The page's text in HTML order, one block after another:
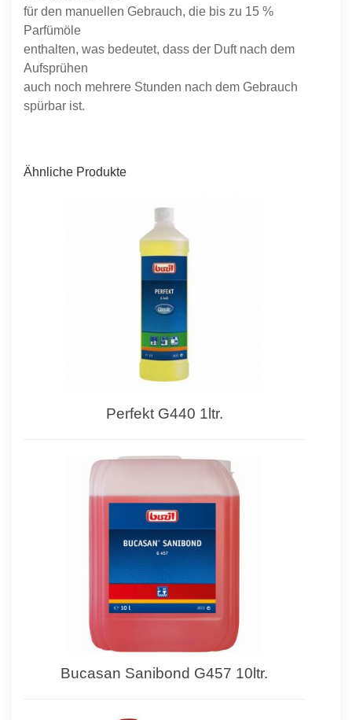
für den manuellen Gebrauch, die bis zu 15 %
Parfümöle
enthalten, was bedeutet, dass der Duft nach dem
Aufsprühen
auch noch mehrere Stunden nach dem Gebrauch
spürbar ist.
Ähnliche Produkte
Perfekt G440 1ltr.
Bucasan Sanibond G457 10ltr.